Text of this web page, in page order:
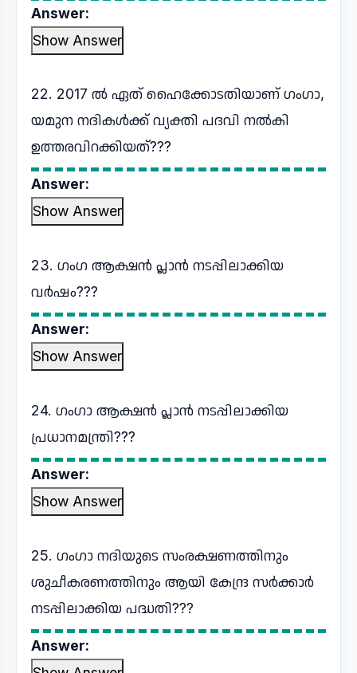
Answer:
Show Answer
22. 2017 ൽ ഏത് ഹൈക്കോടതിയാണ് ഗംഗാ,
യമുന നദികൾക്ക് വ്യക്തി പദവി നൽകി
ഉത്തരവിറക്കിയത്???
Answer:
Show Answer
23. ഗംഗ ആക്ഷൻ പ്ലാൻ നടപ്പിലാക്കിയ
വർഷം???
Answer:
Show Answer
24. ഗംഗാ ആക്ഷൻ പ്ലാൻ നടപ്പിലാക്കിയ
പ്രധാനമന്ത്രി???
Answer:
Show Answer
25. ഗംഗാ നദിയുടെ സംരക്ഷണത്തിനും
ശുചീകരണത്തിനും ആയി കേന്ദ്ര സർക്കാർ
നടപ്പിലാക്കിയ പദ്ധതി???
Answer: